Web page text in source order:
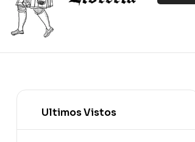
Ultimos Vistos